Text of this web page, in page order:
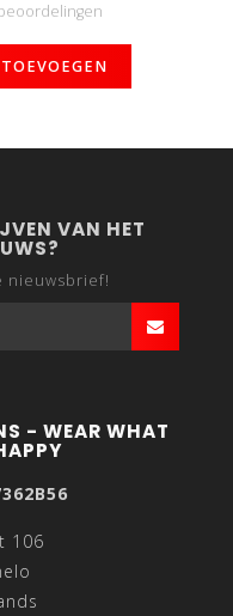
VAN HET
nieuwsbrief!
- WEAR WHAT
106